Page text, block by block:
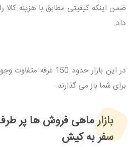
ضمن اینکه کیفیتی مطابق با هزینه کالا
داد.
در این بازار حدود 150
برای شما باز می گذارند.
بازار ماهی فروش ها پر
سفر به کیش